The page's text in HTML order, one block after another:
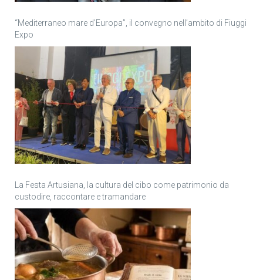
“Mediterraneo mare d’Europa”, il convegno nell’ambito di Fiuggi
Expo
La Festa Artusiana, la cultura del cibo come patrimonio da
custodire, raccontare e tramandare